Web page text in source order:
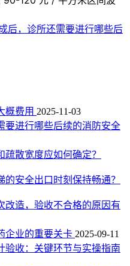
后，诊所还需要进行哪些后
概费用 2025-11-03
要进行哪些后续的消防安全
散宽度应如何确定？
安全出口时刻保持畅通？
改造，验收不合格的原因有
企业的重要关卡 2025-09-11
验收：关键环节与实操指南